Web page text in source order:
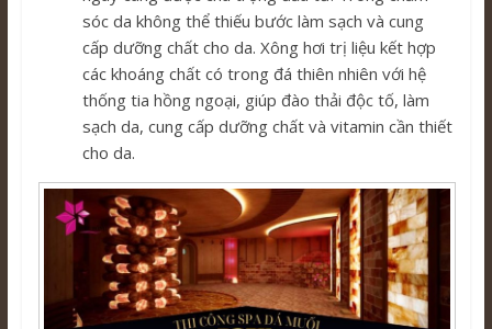
sóc da không thể thiếu bước làm sạch và cung
cấp dưỡng chất cho da. Xông hơi trị liệu kết hợp
các khoáng chất có trong đá thiên nhiên với hệ
thống tia hồng ngoại, giúp đào thải độc tố, làm
sạch da, cung cấp dưỡng chất và vitamin cần thiết
cho da.